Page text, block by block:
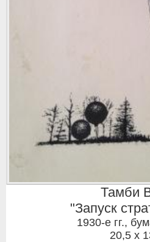
Тамби
"Запуск
1930-е гг.,
20,5 x